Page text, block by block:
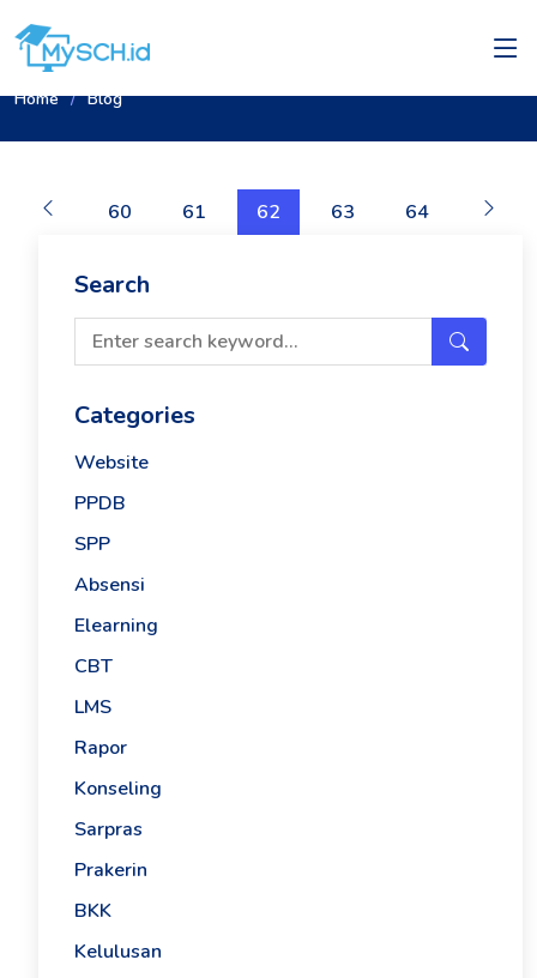
Home Blog
60 61 62 63 64
Search
Categories
Website
PPDB
SPP
Absensi
Elearning
CBT
LMS
Rapor
Konseling
Sarpras
Prakerin
BKK
Kelulusan